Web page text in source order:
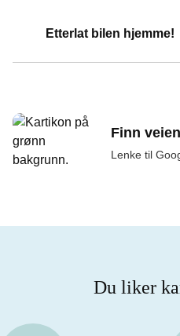
Etterlat bilen hjemme!
Finn
Lenke til
Du liker